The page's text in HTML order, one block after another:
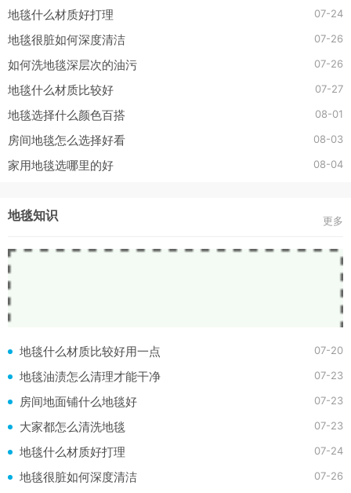
地毯什么材质好打理 07-24
地毯很脏如何深度清洁 07-26
如何洗地毯深层次的油污 07-26
地毯什么材质比较好 07-27
地毯选择什么颜色百搭 08-01
房间地毯怎么选择好看 08-03
家用地毯选哪里的好 08-04
地毯知识 更多
地毯什么材质比较好用一点 07-20
地毯油渍怎么清理才能干净 07-23
房间地面铺什么地毯好 07-23
大家都怎么清洗地毯 07-23
地毯什么材质好打理 07-24
地毯很脏如何深度清洁 07-26